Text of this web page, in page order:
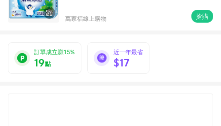
萬家福線上購物 搶購
訂單成立賺15%
19點
近一年最省
$17